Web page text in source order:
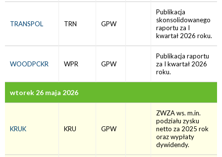
TRANSPOL TRN GPW
Publikacja
skonsolidowanego
raportu za I
kwartał 2026 roku.
WOODPCKR WPR GPW
Publikacja raportu
za I kwartał 2026
roku.
wtorek 26 maja 2026
KRUK KRU GPW
ZWZA ws. m.in.
podziału zysku
netto za 2025 rok
oraz wypłaty
dywidendy.